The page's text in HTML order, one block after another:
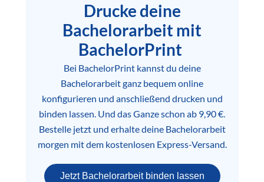
Drucke deine
Bachelorarbeit mit
BachelorPrint
Bei BachelorPrint kannst du deine
Bachelorarbeit ganz bequem online
konfigurieren und anschließend drucken und
binden lassen. Und das Ganze schon ab 9,90 €.
Bestelle jetzt und erhalte deine Bachelorarbeit
morgen mit dem kostenlosen Express-Versand.
Jetzt Bachelorarbeit binden lassen